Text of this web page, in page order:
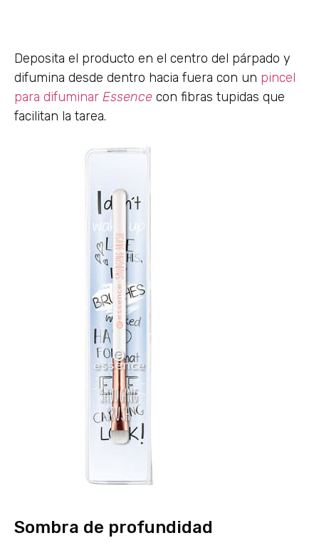
Deposita el producto en el centro del párpado y
difumina desde dentro hacia fuera con un pincel
para difuminar Essence con fibras tupidas que
facilitan la tarea.
Sombra de profundidad